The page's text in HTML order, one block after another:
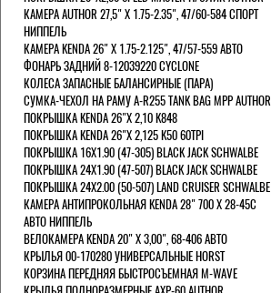
КАМЕРА AUTHOR 27,5" Х 1.75-2.35", 47/60-584 СПОРТ
НИППЕЛЬ
КАМЕРА KENDA 26" Х 1.75-2.125", 47/57-559 АВТО
ФОНАРЬ ЗАДНИЙ 8-12039220 CYCLONE
КОЛЕСА ЗАПАСНЫЕ БАЛАНСИРНЫЕ (ПАРА)
CУМКА-ЧЕХОЛ НА РАМУ A-R255 TANK BAG MPP AUTHOR
ПОКРЫШКА KENDA 26"Х 2,10 K848
ПОКРЫШКА KENDA 26"Х 2,125 K50 60TPI
ПОКРЫШКА 16X1.90 (47-305) BLACK JACK SCHWALBE
ПОКРЫШКА 24X1.90 (47-507) BLACK JACK SCHWALBE
ПОКРЫШКА 24X2.00 (50-507) LAND CRUISER SCHWALBE
КАМЕРА АНТИПРОКОЛЬНАЯ KENDA 28" 700 Х 28-45C
АВТО НИППЕЛЬ
ВЕЛОКАМЕРА KENDA 20" Х 3,00", 68-406 АВТО
КРЫЛЬЯ 00-170280 УНИВЕРСАЛЬНЫЕ HORST
КОРЗИНА ПЕРЕДНЯЯ БЫСТРОСЪЕМНАЯ M-WAVE